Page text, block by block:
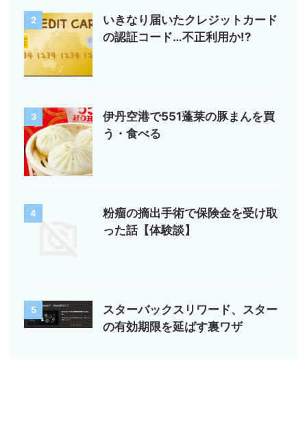
2
いきなり届いたクレジットカード
の認証コード…不正利用か!?
3
伊丹空港で551蓬莱の豚まんを買
う・食べる
4
粉瘤の摘出手術で保険金を受け取
った話【体験談】
5
スターバックスリワード、スター
の有効期限を延ばす裏ワザ